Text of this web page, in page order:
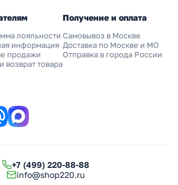
лояльности
информация
продажи
возврат товара
Получение и оплата
Самовывоз в Москве
Доставка по Москве и МО
Отправка в города России
+7 (499) 220-88-88
info@shop220.ru